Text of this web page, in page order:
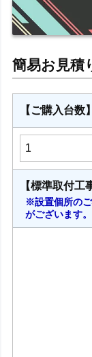
【ご購入台数】
【標準取付工
※設置個所の
がございます。